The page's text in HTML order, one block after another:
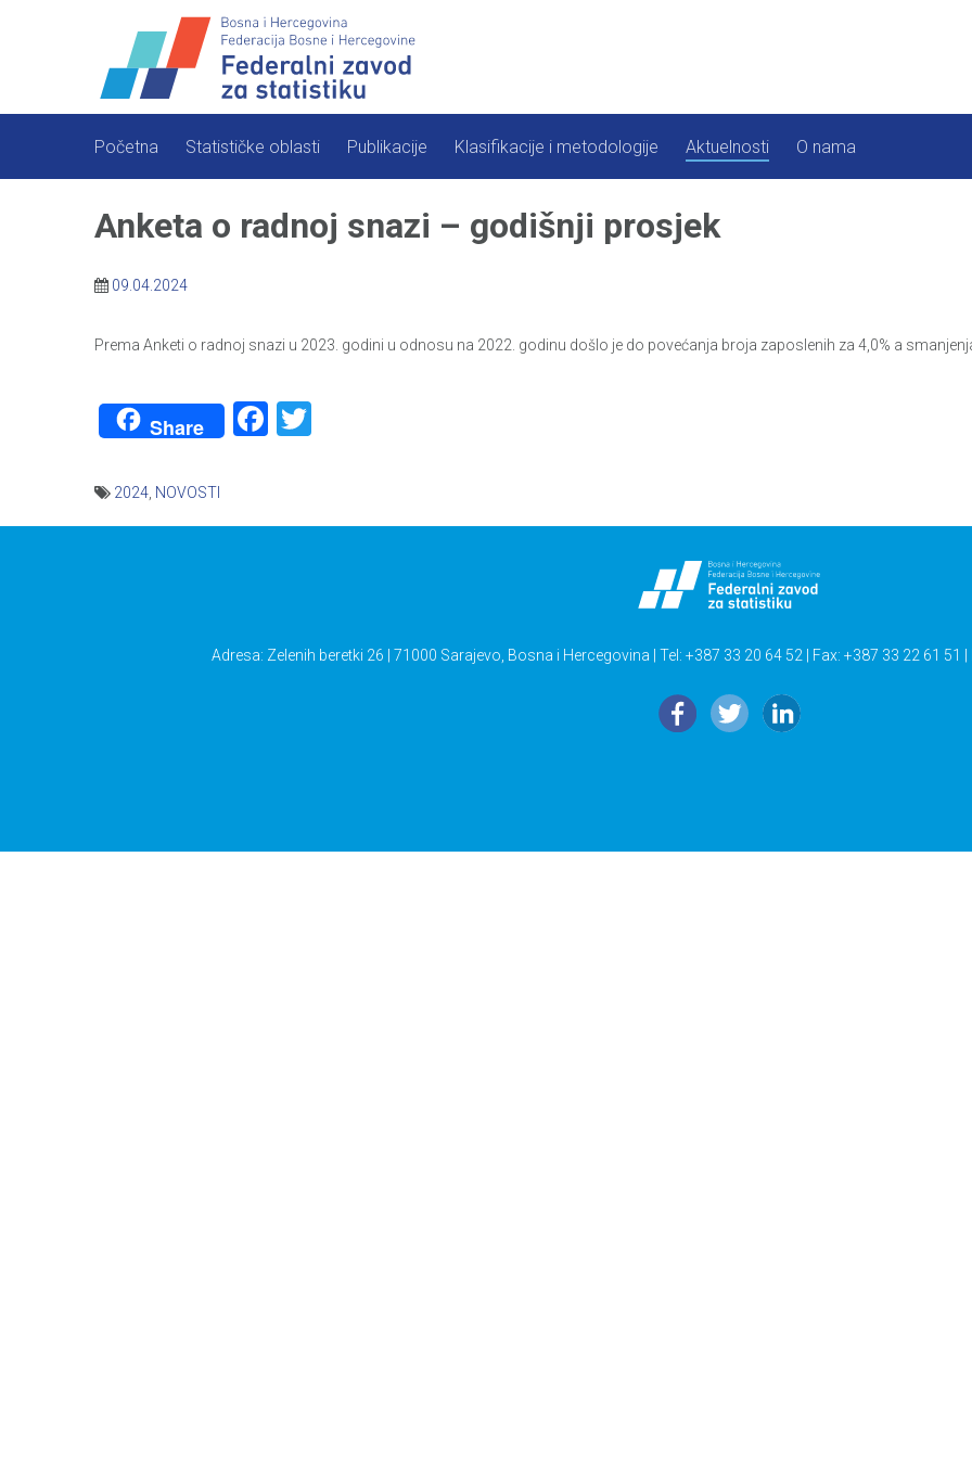
Početna Statističke oblasti Publikacije Klasifikacije i metodologije Aktuelnosti O nama
Anketa o radnoj snazi – godišnji prosjek
09.04.2024
Prema Anketi o radnoj snazi u 2023. godini u odnosu na 2022. godinu došlo je do povećanja broja zaposlenih za 4,0% a
Share Facebook
2024 NOVOSTI
Adresa: Zelenih beretki 26 | 71000 Sarajevo, Bosna i Hercegovina | Tel: +387 33 20 64 52 | Fax: +387 33 22 61 51 |